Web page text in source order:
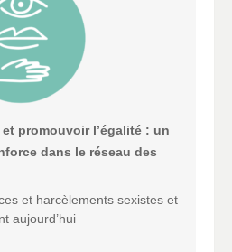
promouvoir l’égalité : un
dans le réseau des
et harcèlements sexistes et
aujourd’hui